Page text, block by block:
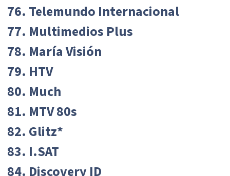
76. Telemundo Internacional
77. Multimedios Plus
78. María Visión
79. HTV
80. Much
81. MTV 80s
82. Glitz*
83. I.SAT
84. Discovery ID